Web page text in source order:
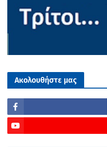
Ακολουθήστε μας